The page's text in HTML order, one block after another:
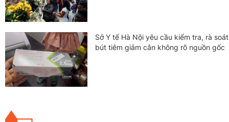
Sở Y tế Hà Nội yêu cầu kiểm tra, rà soát
bút tiêm giảm cân không rõ nguồn gốc